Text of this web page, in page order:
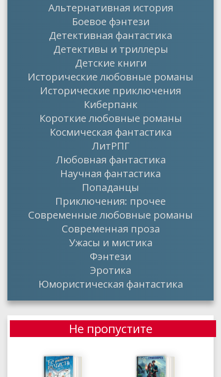
Альтернативная история
Боевое фэнтези
Детективная фантастика
Детективы и триллеры
Детские книги
Исторические любовные романы
Исторические приключения
Киберпанк
Короткие любовные романы
Космическая фантастика
ЛитРПГ
Любовная фантастика
Научная фантастика
Попаданцы
Приключения: прочее
Современные любовные романы
Современная проза
Ужасы и мистика
Фэнтези
Эротика
Юмористическая фантастика
Не пропустите